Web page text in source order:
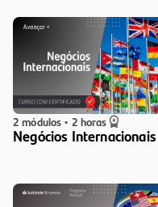
2 módulos • 2 horas
Negócios Internacionais